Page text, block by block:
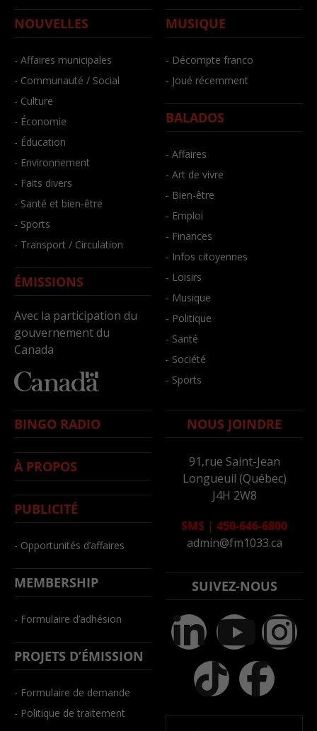
NOUVELLES
- Affaires municipales
- Communauté / Social
- Culture
- Économie
- Éducation
- Environnement
- Faits divers
- Santé et bien-être
- Sports
- Transport / Circulation
ÉMISSIONS
Avec la participation du
gouvernement du
Canada
MUSIQUE
- Décompte franco
- Joué récemment
BALADOS
- Affaires
- Art de vivre
- Bien-être
- Emploi
- Finances
- Infos citoyennes
- Loisirs
- Musique
- Politique
- Santé
- Société
- Sports
BINGO RADIO
À PROPOS
PUBLICITÉ
- Opportunités d’affaires
MEMBERSHIP
- Formulaire d’adhésion
PROJETS D’ÉMISSION
- Formulaire de demande
- Politique de traitement
NOUS JOINDRE
91,rue Saint-Jean
Longueuil (Québec)
J4H 2W8
SMS | 450-646-6800
admin@fm1033.ca
SUIVEZ-NOUS